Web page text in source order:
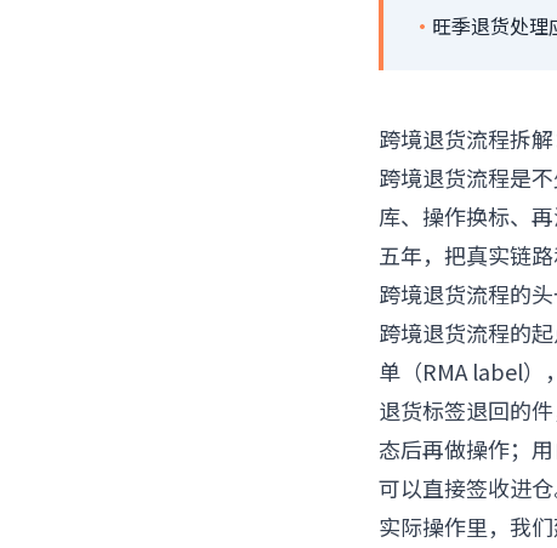
· 旺季退货处理
跨境退货流程拆
跨境退货流程是
库、操作换标、
五年，把真实链
跨境退货流程的
跨境退货流程的
单（RMA label）
退货标签退回的
态后再做操作；
可以直接签收进仓
实际操作里，我